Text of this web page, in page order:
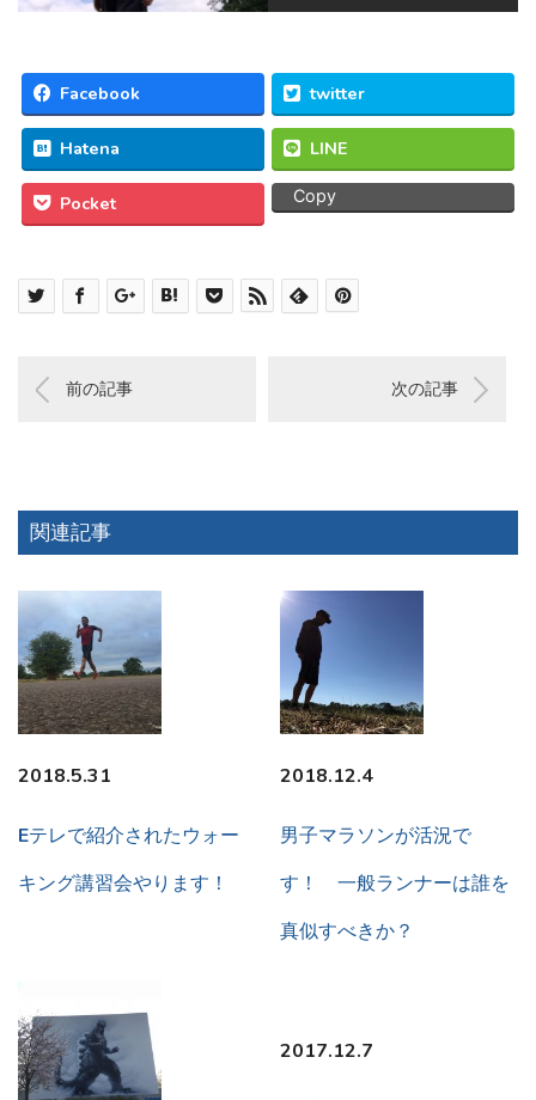
Facebook twitter
Hatena LINE
Pocket Copy
前の記事 次の記事
関連記事
2018.5.31
Eテレで紹介されたウォー
キング講習会やります！
2018.12.4
男子マラソンが活況で
す！ 一般ランナーは誰を
真似すべきか？
2017.12.7